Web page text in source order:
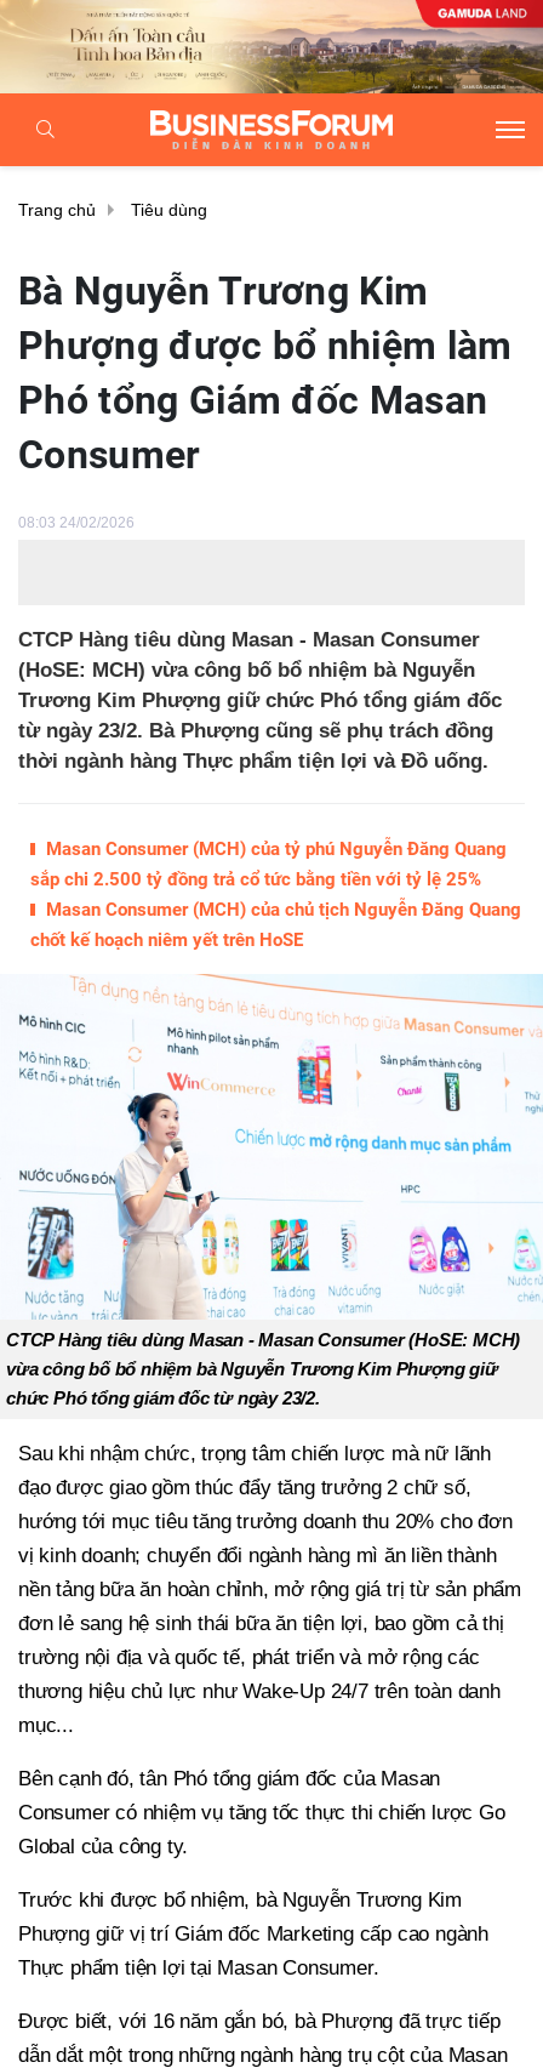
Trang chủ Tiêu dùng
Bà Nguyễn Trương Kim
Phượng được bổ nhiệm làm
Phó tổng Giám đốc Masan
Consumer
08:03 24/02/2026
CTCP Hàng tiêu dùng Masan - Masan Consumer
(HoSE: MCH) vừa công bố bổ nhiệm bà Nguyễn
Trương Kim Phượng giữ chức Phó tổng giám đốc
từ ngày 23/2. Bà Phượng cũng sẽ phụ trách đồng
thời ngành hàng Thực phẩm tiện lợi và Đồ uống.
Masan Consumer (MCH) của tỷ phú Nguyễn Đăng Quang
sắp chi 2.500 tỷ đồng trả cổ tức bằng tiền với tỷ lệ 25%
Masan Consumer (MCH) của chủ tịch Nguyễn Đăng Quang
chốt kế hoạch niêm yết trên HoSE
CTCP Hàng tiêu dùng Masan - Masan Consumer (HoSE: MCH)
vừa công bố bổ nhiệm bà Nguyễn Trương Kim Phượng giữ
chức Phó tổng giám đốc từ ngày 23/2.
Sau khi nhậm chức, trọng tâm chiến lược mà nữ lãnh
đạo được giao gồm thúc đẩy tăng trưởng 2 chữ số,
hướng tới mục tiêu tăng trưởng doanh thu 20% cho đơn
vị kinh doanh; chuyển đổi ngành hàng mì ăn liền thành
nền tảng bữa ăn hoàn chỉnh, mở rộng giá trị từ sản phẩm
đơn lẻ sang hệ sinh thái bữa ăn tiện lợi, bao gồm cả thị
trường nội địa và quốc tế, phát triển và mở rộng các
thương hiệu chủ lực như Wake-Up 24/7 trên toàn danh
mục...
Bên cạnh đó, tân Phó tổng giám đốc của Masan
Consumer có nhiệm vụ tăng tốc thực thi chiến lược Go
Global của công ty.
Trước khi được bổ nhiệm, bà Nguyễn Trương Kim
Phượng giữ vị trí Giám đốc Marketing cấp cao ngành
Thực phẩm tiện lợi tại Masan Consumer.
Được biết, với 16 năm gắn bó, bà Phượng đã trực tiếp
dẫn dắt một trong những ngành hàng trụ cột của Masan